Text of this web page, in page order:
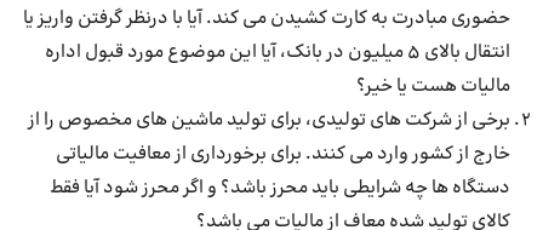
حضوری مبادرت به کارت کشیدن می کند. آیا با درنظر گرفتن واریز یا
انتقال بالای 5 میلیون در بانک، آیا این موضوع مورد قبول اداره
مالیات هست یا خیر؟
برخی از شرکت های تولیدی، برای تولید ماشین های مخصوص را از
خارج از کشور وارد می کنند. برای برخورداری از معافیت مالیاتی
دستگاه ها چه شرایطی باید محرز باشد؟ و اگر محرز شود آیا فقط
کالای تولید شده معاف از مالیات می باشد؟